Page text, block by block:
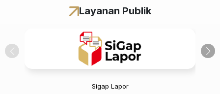
Layanan Publik
Sigap Lapor